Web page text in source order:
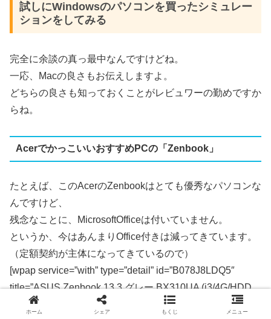
試しにWindowsのパソコンを買ったシミュレー
ションをしてみる
完全に余談の真っ最中なんですけどね。
一応、Macの良さもお伝えしますよ。
どちらの良さも知っておくことがレビュワーの勤めですか
らね。
AcerでかっこいいおすすめPCの「Zenbook」
たとえば、このAcerのZenbookはとても優秀なパソコンな
んですけど、
残念なことに、MicrosoftOfficeは付いていません。
というか、今はあんまりOffice付きは減ってきています。
（定額契約が主体になってきているので）
[wpap service=”with” type=”detail” id=”B078J8LDQ5″
title=”ASUS Zenbook 13.3 グレー BX310UA (i3/4G/HDD
500GB/FHD/Microsoft Office H&B)【日本正規代理店品】
ホーム シェア もくじ メニュー